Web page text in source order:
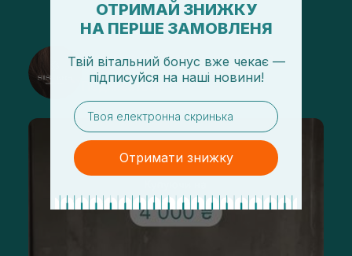
@sisters_stelmakh в Instagram
Подписаться
ОТРИМАЙ ЗНИЖКУ
НА ПЕРШЕ ЗАМОВЛЕНЯ
Твій вітальний бонус вже чекає —
підписуйся на наші новини!
email
Отримати знижку